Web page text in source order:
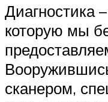
Диагностика
которую мы
сканером,